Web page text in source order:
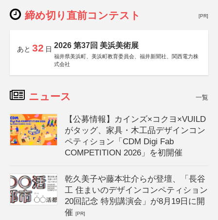
締め切り直前コンテスト [PR]
あと 32 日 2026 第37回 美浜美術展
福井県美浜町、美浜町教育委員会、福井新聞社、関西電力株
式会社
ニュース 一覧
【公募情報】カインズ×コクヨ×VUILD
がタッグ、家具・木工品デザインコン
ペティション「CDM Digi Fab
COMPETITION 2026」を初開催
乾久美子や藤本壮介らが登壇、「長谷
工 住まいのデザインコンペティション
20回記念 特別講演会」が8月19日に開
催[PR]